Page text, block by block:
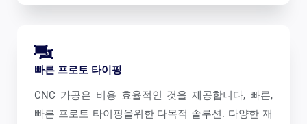
빠른 프로토 타이핑
CNC 가공은 비용 효율적인 것을 제공합니다, 빠른,
빠른 프로토 타이핑을위한 다목적 솔루션. 다양한 재